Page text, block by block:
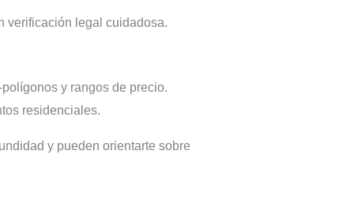
verificación legal cuidadosa.
y rangos de precio.
residenciales.
y pueden orientarte sobre